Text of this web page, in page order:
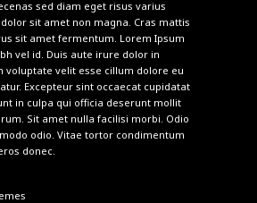
sed diam eget risus varius
sit amet non magna. Cras mattis
sit amet fermentum. Lorem Ipsum
vel id. Duis aute irure dolor in
voluptate velit esse cillum dolore eu
Excepteur sint occaecat cupidatat
in culpa qui officia deserunt mollit
Sit amet nulla facilisi morbi. Odio
odio. Vitae tortor condimentum
donec.